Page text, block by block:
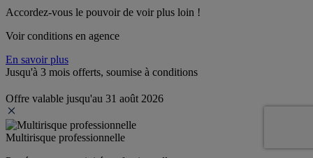
Accordez-vous le pouvoir de voir plus loin !
Voir conditions en agence
En savoir plus
Jusqu'à 3 mois offerts, soumise à conditions
Offre valable jusqu'au 31 août 2026
Multirisque professionnelle